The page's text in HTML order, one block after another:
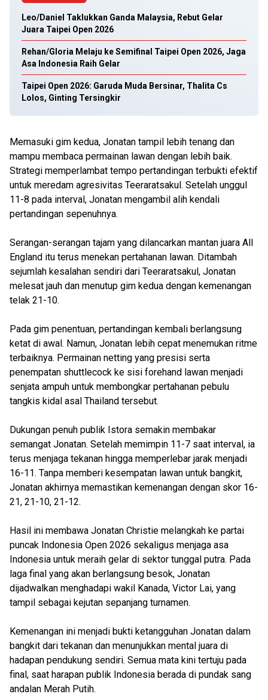
Leo/Daniel Taklukkan Ganda Malaysia, Rebut Gelar
Juara Taipei Open 2026
Rehan/Gloria Melaju ke Semifinal Taipei Open 2026, Jaga
Asa Indonesia Raih Gelar
Taipei Open 2026: Garuda Muda Bersinar, Thalita Cs
Lolos, Ginting Tersingkir
Memasuki gim kedua, Jonatan tampil lebih tenang dan
mampu membaca permainan lawan dengan lebih baik.
Strategi memperlambat tempo pertandingan terbukti efektif
untuk meredam agresivitas Teeraratsakul. Setelah unggul
11-8 pada interval, Jonatan mengambil alih kendali
pertandingan sepenuhnya.
Serangan-serangan tajam yang dilancarkan mantan juara All
England itu terus menekan pertahanan lawan. Ditambah
sejumlah kesalahan sendiri dari Teeraratsakul, Jonatan
melesat jauh dan menutup gim kedua dengan kemenangan
telak 21-10.
Pada gim penentuan, pertandingan kembali berlangsung
ketat di awal. Namun, Jonatan lebih cepat menemukan ritme
terbaiknya. Permainan netting yang presisi serta
penempatan shuttlecock ke sisi forehand lawan menjadi
senjata ampuh untuk membongkar pertahanan pebulu
tangkis kidal asal Thailand tersebut.
Dukungan penuh publik Istora semakin membakar
semangat Jonatan. Setelah memimpin 11-7 saat interval, ia
terus menjaga tekanan hingga memperlebar jarak menjadi
16-11. Tanpa memberi kesempatan lawan untuk bangkit,
Jonatan akhirnya memastikan kemenangan dengan skor 16-
21, 21-10, 21-12.
Hasil ini membawa Jonatan Christie melangkah ke partai
puncak Indonesia Open 2026 sekaligus menjaga asa
Indonesia untuk meraih gelar di sektor tunggal putra. Pada
laga final yang akan berlangsung besok, Jonatan
dijadwalkan menghadapi wakil Kanada, Victor Lai, yang
tampil sebagai kejutan sepanjang turnamen.
Kemenangan ini menjadi bukti ketangguhan Jonatan dalam
bangkit dari tekanan dan menunjukkan mental juara di
hadapan pendukung sendiri. Semua mata kini tertuju pada
final, saat harapan publik Indonesia berada di pundak sang
andalan Merah Putih.